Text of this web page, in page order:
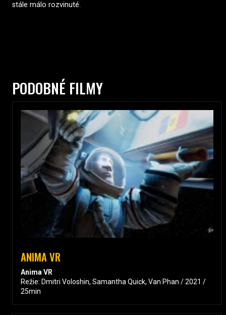
stále málo rozvinuté.
PODOBNÉ FILMY
ANIMA VR
Anima VR
Režie: Dmitri Voloshin, Samantha Quick, Van Phan / 2021 /
25min